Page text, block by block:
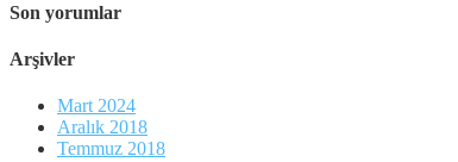
Son yorumlar
Arşivler
Mart 2024
Aralık 2018
Temmuz 2018